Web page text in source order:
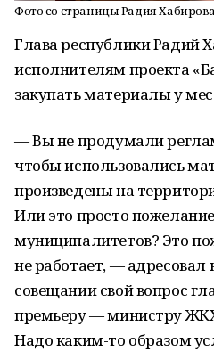
Фото со страницы Радия
Глава республики Радий
исполнителям проекта
закупать материалы у
— Вы не продумали
чтобы использовались
произведены на
Или это просто
муниципалитетов? Это
не работает, — адресовал
совещании свой вопрос
премьеру — министру
Надо каким-то образом